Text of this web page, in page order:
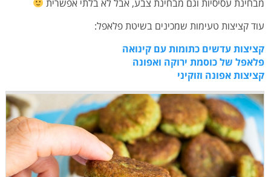
מבחינת עסיסיות וגם מבחינת צבע, אבל לא בלתי אפשרית
עוד קציצות טעימות שמכינים בשיטת פלאפל:
קציצות עדשים כתומות עם קינואה
פלאפל של כוסמת ירוקה ואפונה
קציצות אפונה וזוקיני